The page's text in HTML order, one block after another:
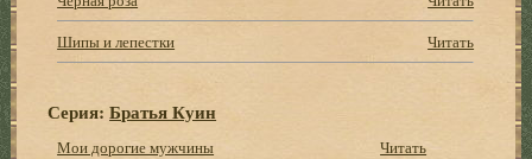
Шипы и лепестки
Читать
Серия:Братья Куин
Мои дорогие мужчины Читать